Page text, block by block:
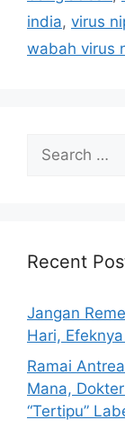
india, virus
wabah virus
h
r
:
Recent
Jangan
Hari,
Ramai
Mana,
“Tertipu”